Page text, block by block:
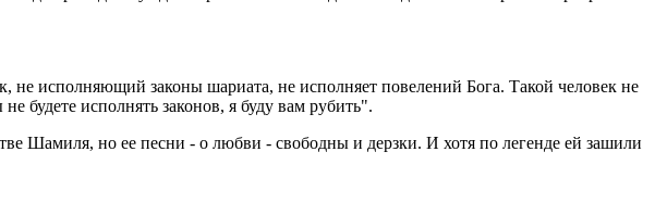
исполняющий законы шариата, не исполняет повелений Бога. Такой человек не
будете исполнять законов, я буду вам рубить".
Шамиля, но ее песни - о любви - свободны и дерзки. И хотя по легенде ей зашили